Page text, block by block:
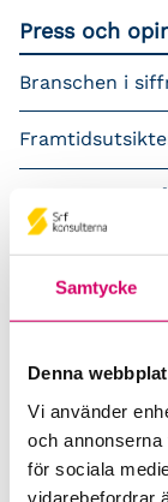
Samtycke
Denna
Vi använder
och
för sociala
vidarebefordrar
Press och
Branschen i
Prenumerera
Pressrum
Remisser
Samverkan
Srf